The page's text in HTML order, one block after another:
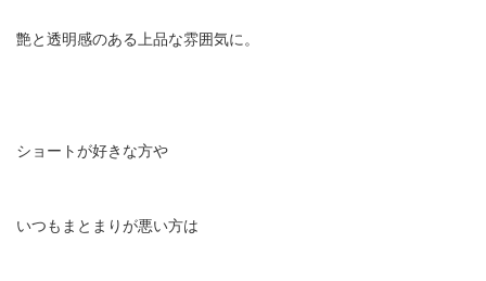
艶と透明感のある上品な雰囲気に。
ショートが好きな方や
いつもまとまりが悪い方は